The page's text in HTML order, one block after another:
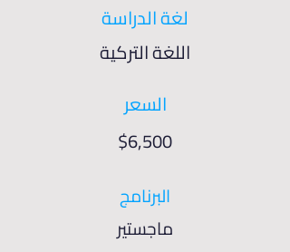
لغة الدراسة
اللغة التركية
السعر
$6,500
البرنامج
ماجستير